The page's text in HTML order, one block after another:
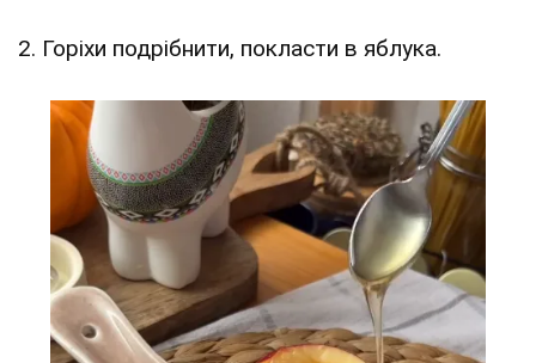
2. Горіхи подрібнити, покласти в яблука.